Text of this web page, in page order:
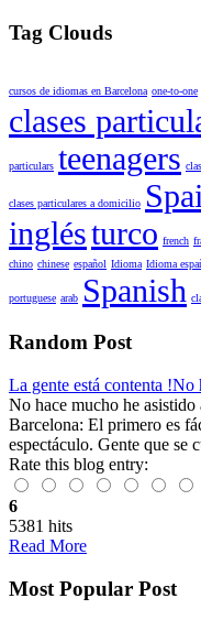
Tag Clouds
cursos de idiomas en Barcelona one-to-one
clases
particulars teenagers
clases particulares a domicilio
inglésturco french
chino chinese español Idioma Idioma
portuguese arab Spanish
Random Post
La gente está contenta
No hace mucho he
Barcelona: El primero es
espectáculo. Gente que se
Rate this blog entry:
6
5381 hits
Read More
Most Popular Post